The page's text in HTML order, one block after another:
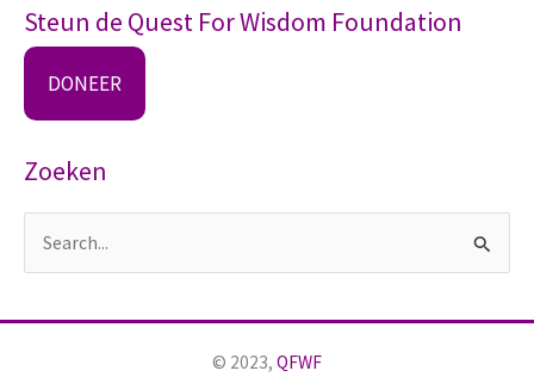
Steun de Quest For Wisdom Foundation
DONEER
Zoeken
o
© 2023, QFWF